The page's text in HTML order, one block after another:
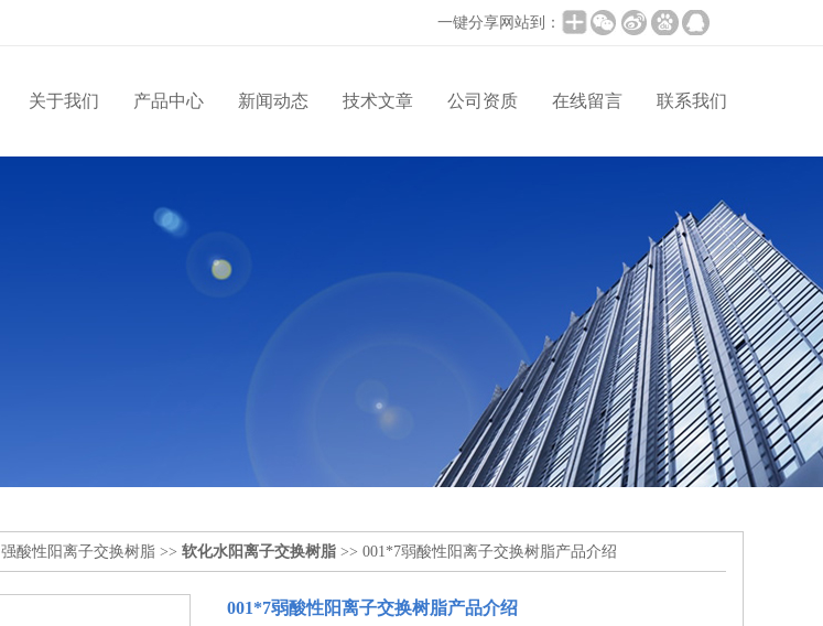
一键分享网站到：
关于我们 产品中心 新闻动态 技术文章 公司资质 在线留言 联系我们
强酸性阳离子交换树脂 >> 软化水阳离子交换树脂 >> 001*7弱酸性阳离子交换树脂产品介绍
001*7弱酸性阳离子交换树脂产品介绍